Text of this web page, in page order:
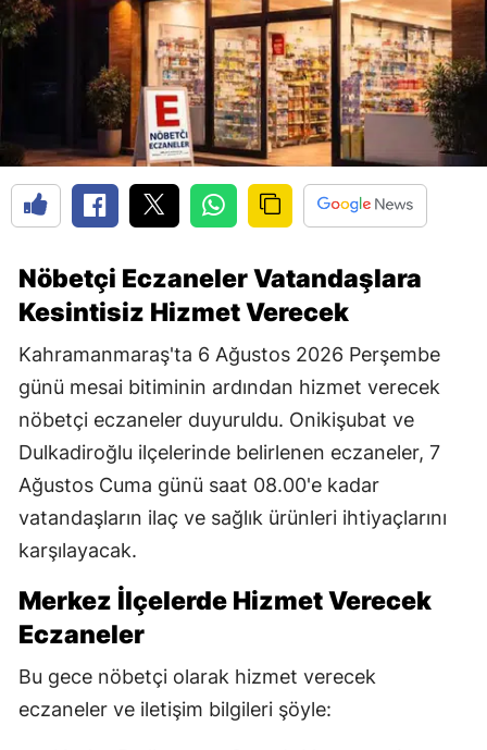
Nöbetçi Eczaneler Vatandaşlara
Kesintisiz Hizmet Verecek
Kahramanmaraş'ta 6 Ağustos 2026 Perşembe
günü mesai bitiminin ardından hizmet verecek
nöbetçi eczaneler duyuruldu. Onikişubat ve
Dulkadiroğlu ilçelerinde belirlenen eczaneler, 7
Ağustos Cuma günü saat 08.00'e kadar
vatandaşların ilaç ve sağlık ürünleri ihtiyaçlarını
karşılayacak.
Merkez İlçelerde Hizmet Verecek
Eczaneler
Bu gece nöbetçi olarak hizmet verecek
eczaneler ve iletişim bilgileri şöyle: